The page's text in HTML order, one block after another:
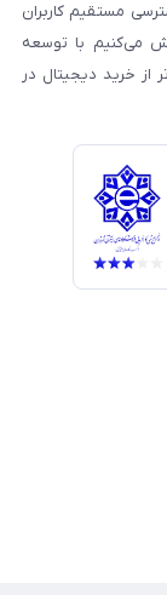
مستقیم کاربران
می‌کنیم با توسعه
از خرید دیجیتال در
کالای دیجیتال،
می‌کند. ما باور
که صداقت و شفافیت
و تخصص، با قدرت به